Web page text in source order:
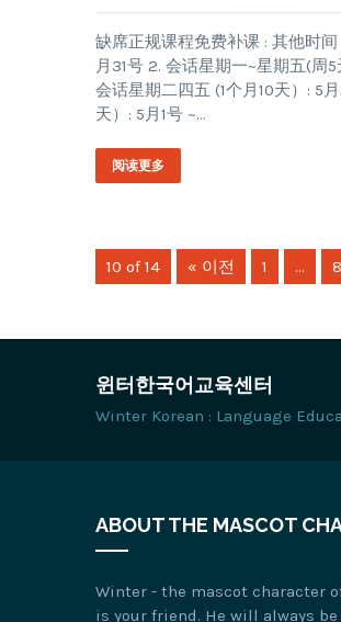
缺席正规课程免费补课 : 其他时
月31号 2. 会话星期一~星期五(周5
会话星期二四五 (1个月10天）: 5
天）: 5月1号 ~…
阅读更多
10 of 14 « 이전 1 … 8
윈터한국어교육센터
Winter Korean : Language
ABOUT THE MASCOT
Winter - the mascot character
is your friend. He will always